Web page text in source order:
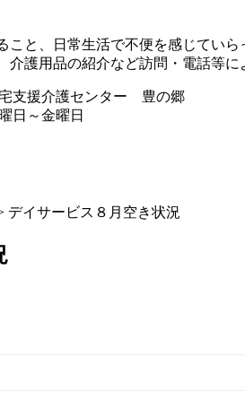
こと、日常生活で不便を感じてい
護用品の紹介など訪問・電話等に
支援介護センター 豊の郷
日～金曜日
デイサービス８月空き状況